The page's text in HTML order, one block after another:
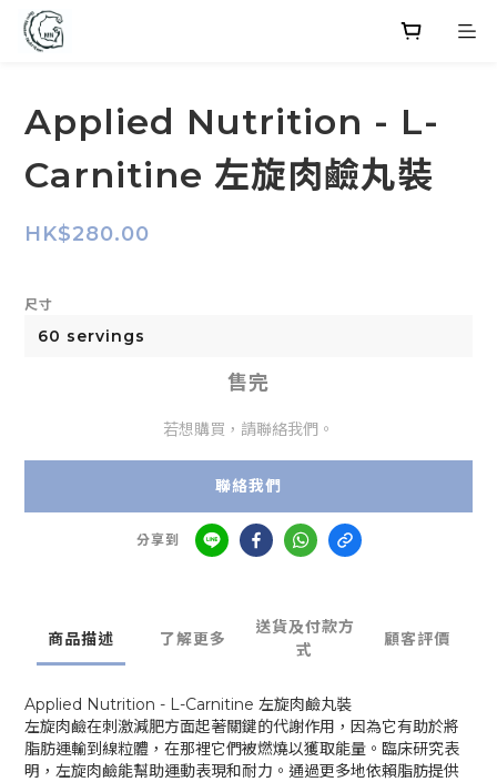
Applied Nutrition - L-
Carnitine 左旋肉鹼丸裝
HK$280.00
尺寸
售完
若想購買，請聯絡我們。
聯絡我們
分享到
商品描述 了解更多
送貨及付款方
式
顧客評價
Applied Nutrition - L-Carnitine 左旋肉鹼丸裝
左旋肉鹼在刺激減肥方面起著關鍵的代謝作用，因為它有助於將
脂肪運輸到線粒體，在那裡它們被燃燒以獲取能量。臨床研究表
明，左旋肉鹼能幫助運動表現和耐力。通過更多地依賴脂肪提供